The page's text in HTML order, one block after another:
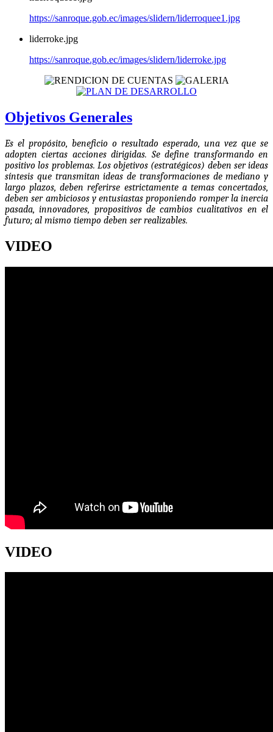
https://sanroque.gob.ec/images/slidern/liderroquee1.jpg
liderroke.jpg
https://sanroque.gob.ec/images/slidern/liderroke.jpg
Objetivos Generales
Es el propósito, beneficio o resultado esperado, una vez que se
adopten ciertas acciones dirigidas. Se define transformando en
positivo los problemas. Los objetivos (estratégicos) deben ser ideas
síntesis que transmitan ideas de transformaciones de mediano y
largo plazos, deben referirse estrictamente a temas concertados,
deben ser ambiciosos y entusiastas proponiendo romper la inercia
pasada, innovadores, propositivos de cambios cualitativos en el
futuro; al mismo tiempo deben ser realizables.
VIDEO
VIDEO